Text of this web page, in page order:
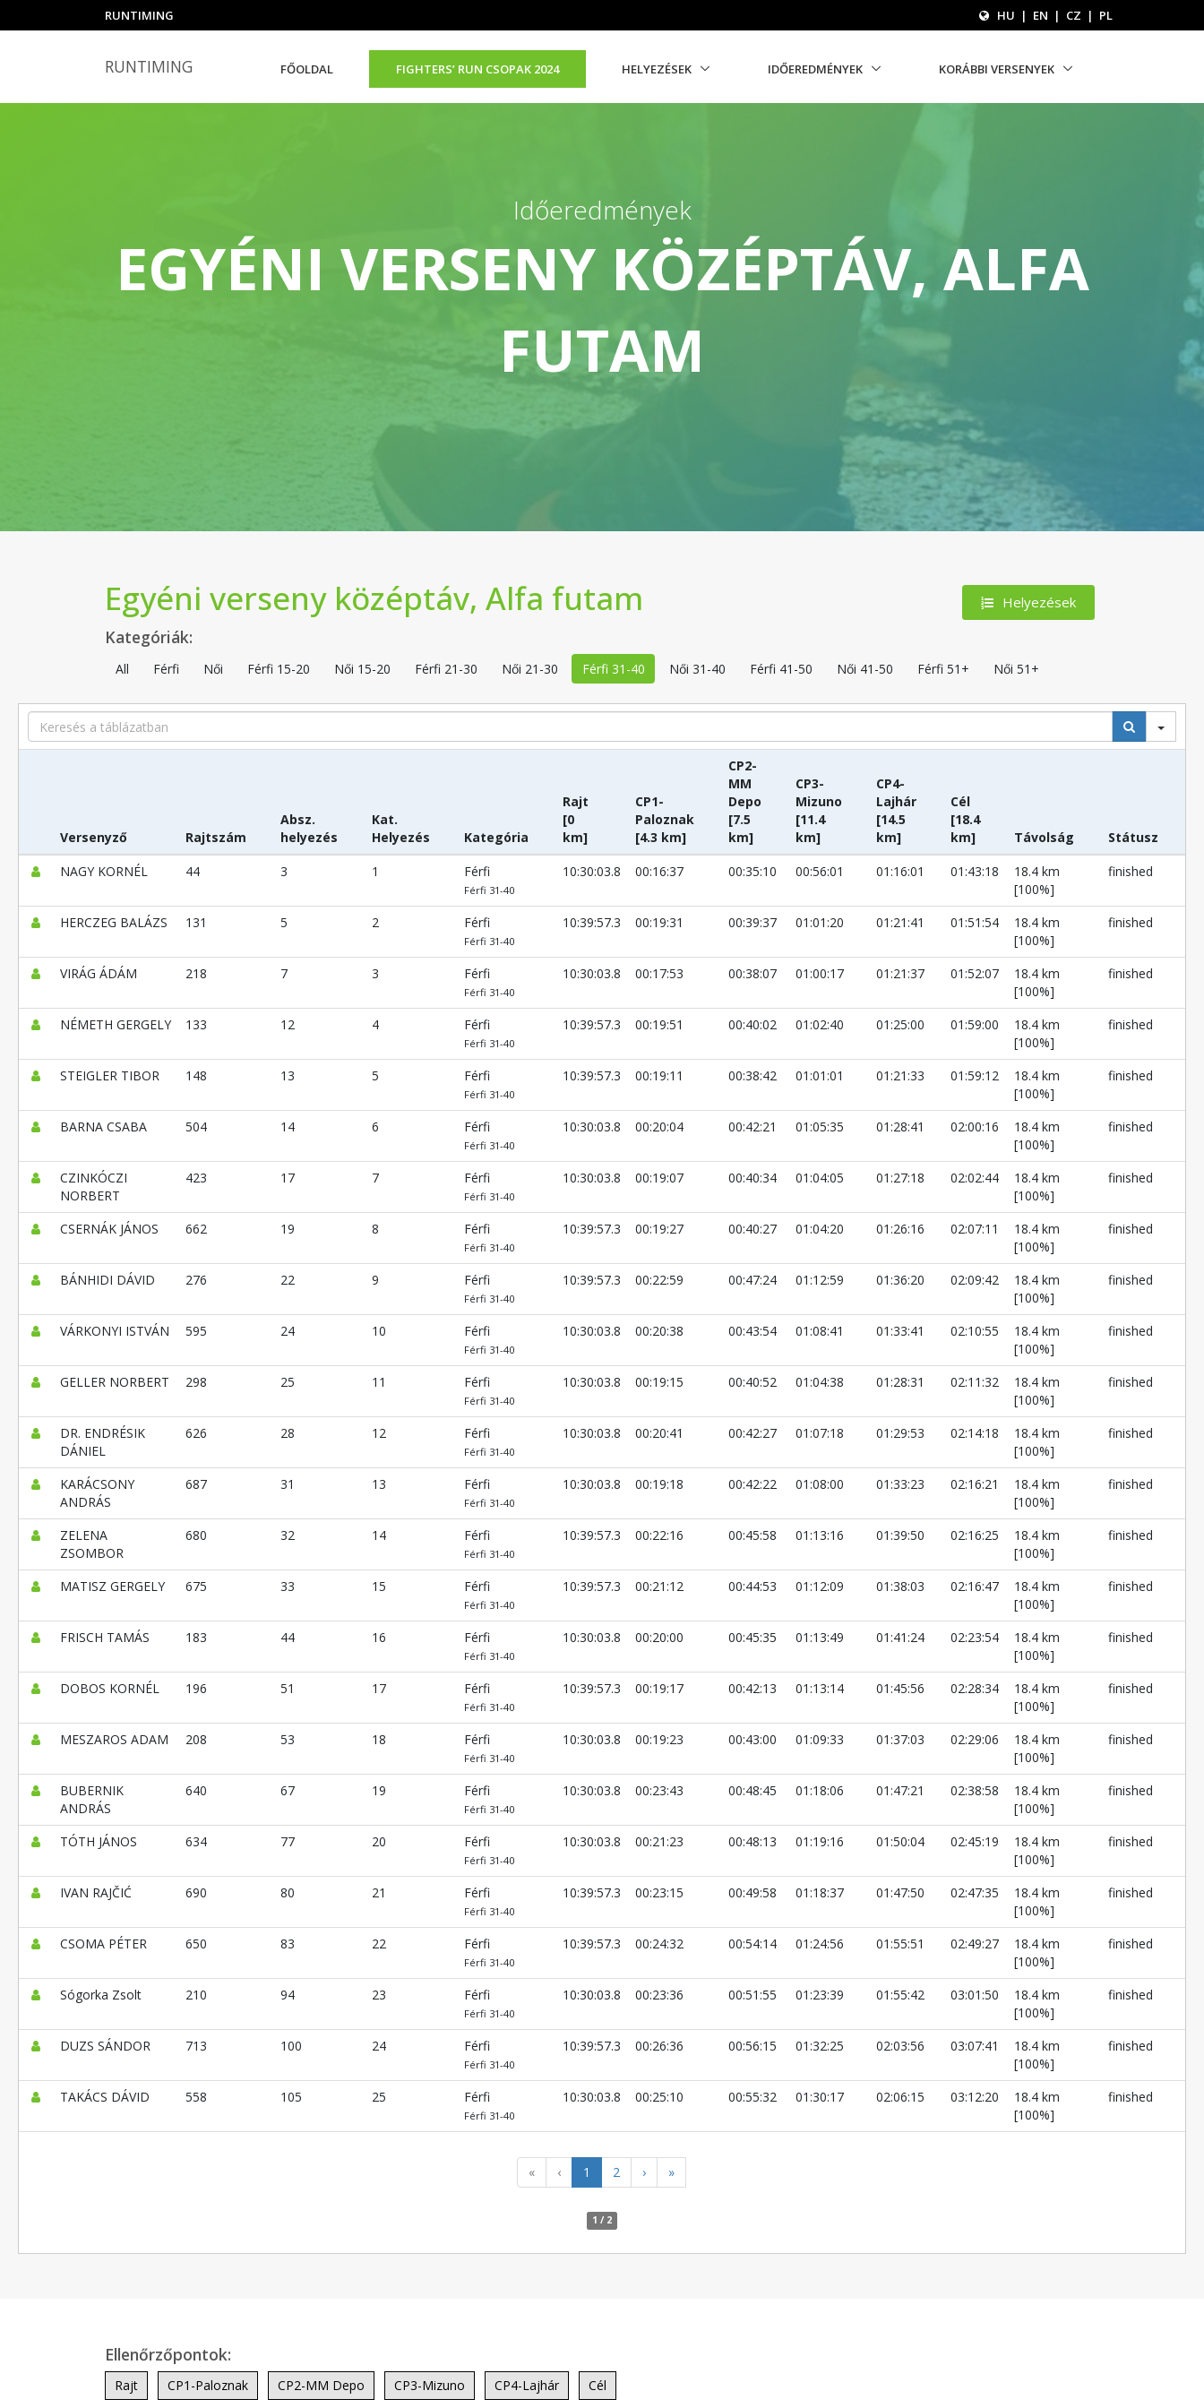
RUNTIMING HU | EN | CZ | PL
RUNTIMING FŐOLDAL FIGHTERS’ RUN CSOPAK 2024 HELYEZÉSEK IDŐEREDMÉNYEK KORÁBBI VERSENYEK
Időeredmények
EGYÉNI VERSENY KÖZÉPTÁV, ALFA
FUTAM
Helyezések
Egyéni verseny középtáv, Alfa futam
Kategóriák:
All Férfi Női Férfi 15-20 Női 15-20 Férfi 21-30 Női 21-30 Férfi 31-40 Női 31-40 Férfi 41-50 Női 41-50 Férfi 51+ Női 51+
Search
Versenyző Rajtszám
Absz.
helyezés
Kat.
Helyezés
Kategória
Rajt
[0
km]
CP1-
Paloznak
[4.3 km]
CP2-
MM
Depo
[7.5
km]
CP3-
Mizuno
[11.4
km]
CP4-
Lajhár
[14.5
km]
Cél
[18.4
km]
Távolság
Státusz
NAGY KORNÉL
44 3 1 Férfi
Férfi 31-40
10:30:03.8 00:16:37 00:35:10 00:56:01 01:16:01 01:43:18
18.4 km
[100%]
finished
HERCZEG BALÁZS 131 5 2 Férfi
Férfi 31-40
10:39:57.3 00:19:31 00:39:37 01:01:20 01:21:41 01:51:54
18.4 km
[100%]
finished
VIRÁG ÁDÁM 218 7 3 Férfi
Férfi 31-40
10:30:03.8 00:17:53 00:38:07 01:00:17 01:21:37 01:52:07
18.4 km
[100%]
finished
NÉMETH GERGELY 133 12 4 Férfi
Férfi 31-40
10:39:57.3 00:19:51 00:40:02 01:02:40 01:25:00 01:59:00
18.4 km
[100%]
finished
STEIGLER TIBOR 148 13 5 Férfi
Férfi 31-40
10:39:57.3 00:19:11 00:38:42 01:01:01 01:21:33 01:59:12
18.4 km
[100%]
finished
BARNA CSABA 504 14 6 Férfi
Férfi 31-40
10:30:03.8 00:20:04 00:42:21 01:05:35 01:28:41 02:00:16
18.4 km
[100%]
finished
CZINKÓCZI
NORBERT
423 17 7 Férfi
Férfi 31-40
10:30:03.8 00:19:07 00:40:34 01:04:05 01:27:18 02:02:44
18.4 km
[100%]
finished
CSERNÁK JÁNOS 662 19 8 Férfi
Férfi 31-40
10:39:57.3 00:19:27 00:40:27 01:04:20 01:26:16 02:07:11
18.4 km
[100%]
finished
BÁNHIDI DÁVID 276 22 9 Férfi
Férfi 31-40
10:39:57.3 00:22:59 00:47:24 01:12:59 01:36:20 02:09:42
18.4 km
[100%]
finished
VÁRKONYI ISTVÁN 595 24 10 Férfi
Férfi 31-40
10:30:03.8 00:20:38 00:43:54 01:08:41 01:33:41 02:10:55
18.4 km
[100%]
finished
GELLER NORBERT 298 25 11 Férfi
Férfi 31-40
10:30:03.8 00:19:15 00:40:52 01:04:38 01:28:31 02:11:32
18.4 km
[100%]
finished
DR. ENDRÉSIK
DÁNIEL
626 28 12 Férfi
Férfi 31-40
10:30:03.8 00:20:41 00:42:27 01:07:18 01:29:53 02:14:18
18.4 km
[100%]
finished
KARÁCSONY
ANDRÁS
687 31 13 Férfi
Férfi 31-40
10:30:03.8 00:19:18 00:42:22 01:08:00 01:33:23 02:16:21
18.4 km
[100%]
finished
ZELENA
ZSOMBOR
680 32 14 Férfi
Férfi 31-40
10:39:57.3 00:22:16 00:45:58 01:13:16 01:39:50 02:16:25
18.4 km
[100%]
finished
MATISZ GERGELY 675 33 15 Férfi
Férfi 31-40
10:39:57.3 00:21:12 00:44:53 01:12:09 01:38:03 02:16:47
18.4 km
[100%]
finished
FRISCH TAMÁS 183 44 16 Férfi
Férfi 31-40
10:30:03.8 00:20:00 00:45:35 01:13:49 01:41:24 02:23:54
18.4 km
[100%]
finished
DOBOS KORNÉL 196 51 17 Férfi
Férfi 31-40
10:39:57.3 00:19:17 00:42:13 01:13:14 01:45:56 02:28:34
18.4 km
[100%]
finished
MESZAROS ADAM 208 53 18 Férfi
Férfi 31-40
10:30:03.8 00:19:23 00:43:00 01:09:33 01:37:03 02:29:06
18.4 km
[100%]
finished
BUBERNIK
ANDRÁS
640 67 19 Férfi
Férfi 31-40
10:30:03.8 00:23:43 00:48:45 01:18:06 01:47:21 02:38:58
18.4 km
[100%]
finished
TÓTH JÁNOS 634 77 20 Férfi
Férfi 31-40
10:30:03.8 00:21:23 00:48:13 01:19:16 01:50:04 02:45:19
18.4 km
[100%]
finished
IVAN RAJČIĆ 690 80 21 Férfi
Férfi 31-40
10:39:57.3 00:23:15 00:49:58 01:18:37 01:47:50 02:47:35
18.4 km
[100%]
finished
CSOMA PÉTER 650 83 22 Férfi
Férfi 31-40
10:39:57.3 00:24:32 00:54:14 01:24:56 01:55:51 02:49:27
18.4 km
[100%]
finished
Sógorka Zsolt 210 94 23 Férfi
Férfi 31-40
10:30:03.8 00:23:36 00:51:55 01:23:39 01:55:42 03:01:50
18.4 km
[100%]
finished
DUZS SÁNDOR 713 100 24 Férfi
Férfi 31-40
10:39:57.3 00:26:36 00:56:15 01:32:25 02:03:56 03:07:41
18.4 km
[100%]
finished
TAKÁCS DÁVID 558 105 25 Férfi
Férfi 31-40
10:30:03.8 00:25:10 00:55:32 01:30:17 02:06:15 03:12:20
18.4 km
[100%]
finished
« ‹ 1 2 › »
1 / 2
Ellenőrzőpontok:
Rajt CP1-Paloznak CP2-MM Depo CP3-Mizuno CP4-Lajhár Cél